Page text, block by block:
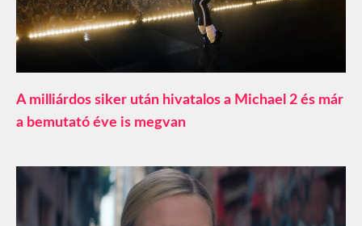
A milliárdos siker után hivatalos a Michael 2 és már
a bemutató éve is megvan